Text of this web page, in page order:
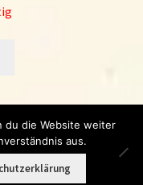
du die Website weiter
aus.